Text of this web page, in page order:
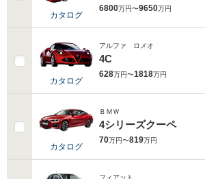
カタログ
6800万円〜9650万円
カタログ
アルファ ロメオ
4C
628万円〜1818万円
カタログ
ＢＭＷ
4シリーズクーペ
70万円〜819万円
フィアット